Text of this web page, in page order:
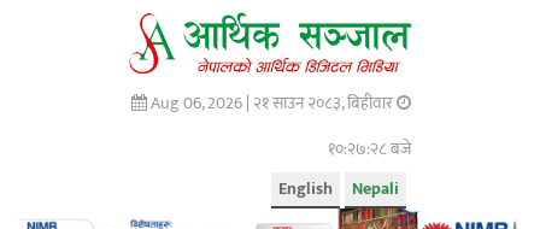
Aug 06, 2026 | २१ साउन २०८३, बिहीवार
१०:२७:२९ बजे
Nepali
English